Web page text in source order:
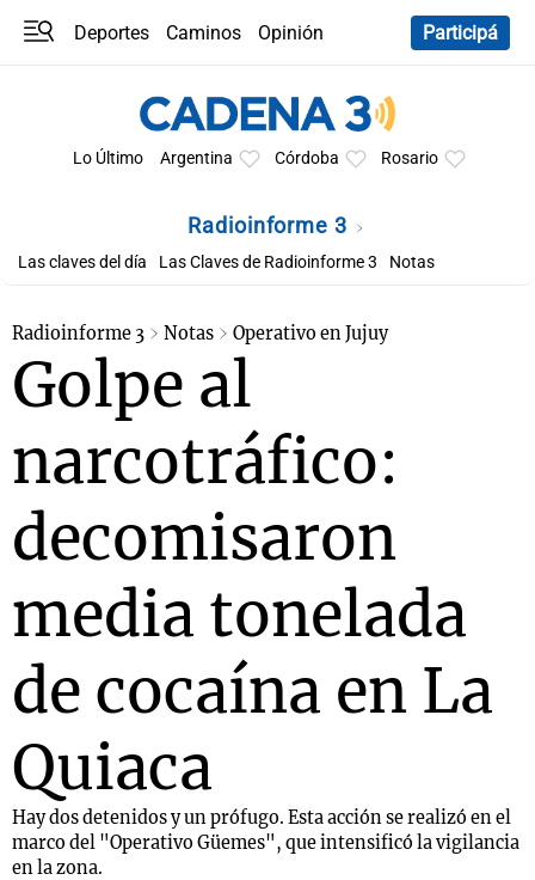
Deportes Caminos
Opinión
Participá
Lo Último Argentina Córdoba Rosario
Radioinforme 3
Las claves del día Las Claves de Radioinforme 3 Notas
Radioinforme 3 Notas Operativo en Jujuy
Golpe al
narcotráfico:
decomisaron
media tonelada
de cocaína en La
Quiaca
Hay dos detenidos y un prófugo. Esta acción se realizó en el
marco del "Operativo Güemes", que intensificó la vigilancia
en la zona.